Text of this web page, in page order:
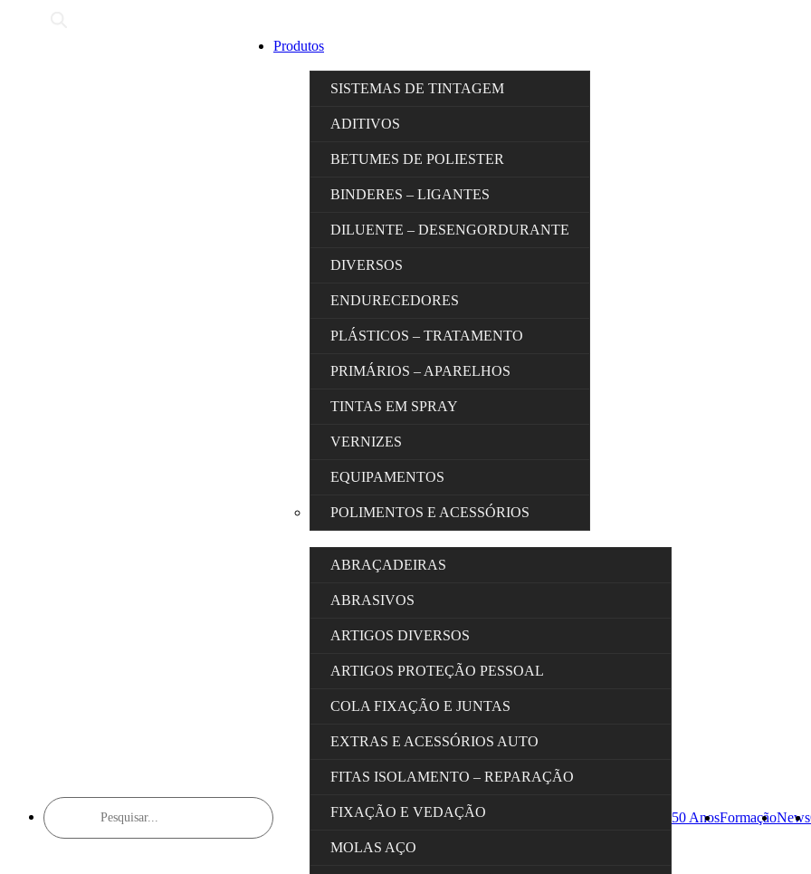
Products
search
Produtos
SISTEMAS DE TINTAGEM
ADITIVOS
BETUMES DE POLIESTER
BINDERES – LIGANTES
DILUENTE – DESENGORDURANTE
DIVERSOS
ENDURECEDORES
PLÁSTICOS – TRATAMENTO
PRIMÁRIOS – APARELHOS
TINTAS EM SPRAY
VERNIZES
EQUIPAMENTOS
POLIMENTOS E ACESSÓRIOS
ABRAÇADEIRAS
ABRASIVOS
ARTIGOS DIVERSOS
ARTIGOS PROTEÇÃO PESSOAL
COLA FIXAÇÃO E JUNTAS
EXTRAS E ACESSÓRIOS AUTO
FITAS ISOLAMENTO – REPARAÇÃO
FIXAÇÃO E VEDAÇÃO
MOLAS AÇO
50 AnosFormaçãoNews